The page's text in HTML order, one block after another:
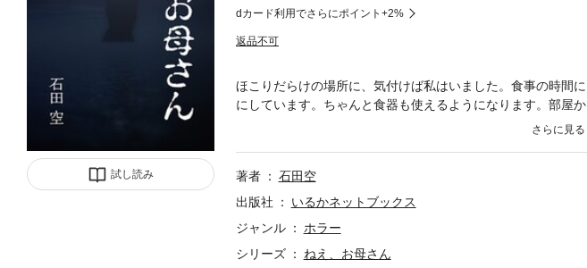
試し読み
dカード利用でさらにポイント+2%
返品不可
ほこりだらけの場所に、気付けば私はいました。食事の時間
にしています。ちゃんと食器も使えるようになります。部屋
著者
石田空
出版社
いるかネットブックス
ジャンル
ホラー
シリーズ
ねえ、お母さん